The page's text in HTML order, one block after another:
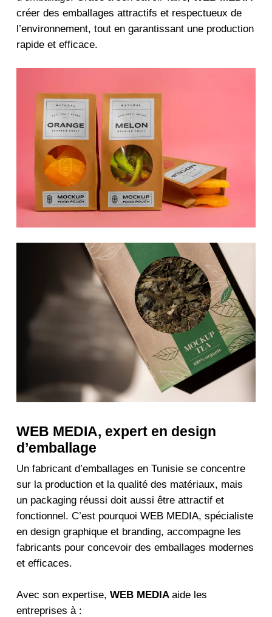
créer des emballages attractifs et respectueux de
l’environnement, tout en garantissant une production
rapide et efficace.
WEB MEDIA, expert en design
d’emballage
Un fabricant d’emballages en Tunisie se concentre
sur la production et la qualité des matériaux, mais
un packaging réussi doit aussi être attractif et
fonctionnel. C’est pourquoi WEB MEDIA, spécialiste
en design graphique et branding, accompagne les
fabricants pour concevoir des emballages modernes
et efficaces.
Avec son expertise, WEB MEDIA aide les
entreprises à :